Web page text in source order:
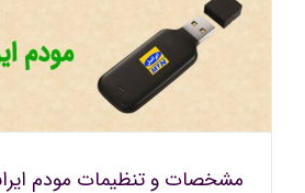
مشخصات و تنظیمات مودم ایرانسل E3533 + روش خرید